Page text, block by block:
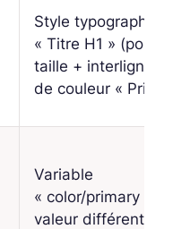
Style
« Titre H1 » (police
taille + interligne),
de couleur «
Variable
« color/primary »
valeur différente